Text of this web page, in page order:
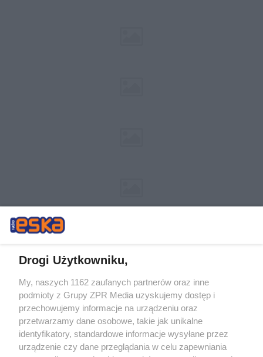
Żaden utwór zamieszczony w serwisie nie może być powielany i
rozpowszechniany lub dalej rozpowszechniany w jakikolwiek sposób (w
tym także elektroniczny lub mechaniczny) na jakimkolwiek polu
eksploatacji w jakiejkolwiek formie, włącznie z umieszczaniem w
Internecie bez pisemnej zgody właściciela praw. Jakiekolwiek użycie lub
wykorzystanie utworów w całości lub w części z naruszeniem prawa,
tzn. bez właściwej zgody, jest zabronione pod groźbą kary i może być
ścigane prawnie.
Drogi Użytkowniku,
My, naszych 1162 zaufanych partnerów oraz inne
podmioty z Grupy ZPR Media uzyskujemy dostęp i
przechowujemy informacje na urządzeniu oraz
przetwarzamy dane osobowe, takie jak unikalne
identyfikatory, standardowe informacje wysyłane przez
urządzenie czy dane przeglądania w celu zapewniania